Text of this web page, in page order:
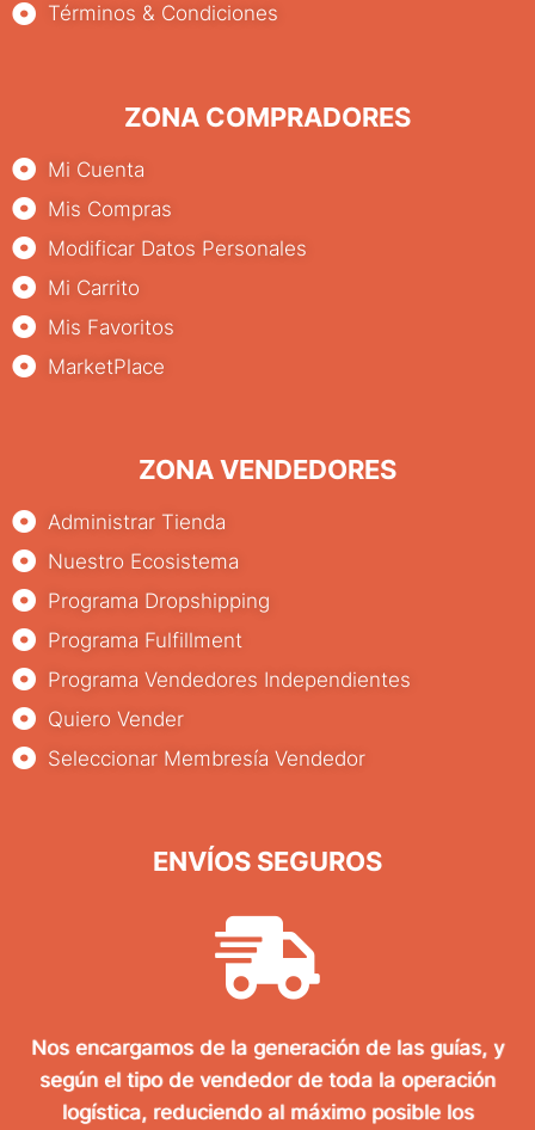
Términos & Condiciones
ZONA COMPRADORES
Mi Cuenta
Mis Compras
Modificar Datos Personales
Mi Carrito
Mis Favoritos
MarketPlace
ZONA VENDEDORES
Administrar Tienda
Nuestro Ecosistema
Programa Dropshipping
Programa Fulfillment
Programa Vendedores Independientes
Quiero Vender
Seleccionar Membresía Vendedor
ENVÍOS SEGUROS
Nos encargamos de la generación de las guías, y
según el tipo de vendedor de toda la operación
logística, reduciendo al máximo posible los